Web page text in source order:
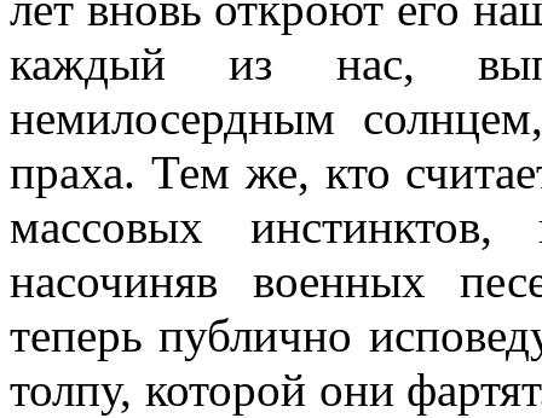
каждый из нас,
немилосердным
праха. Тем же, кто
массовых
насочиняв военных
теперь публично
толпу, которой они